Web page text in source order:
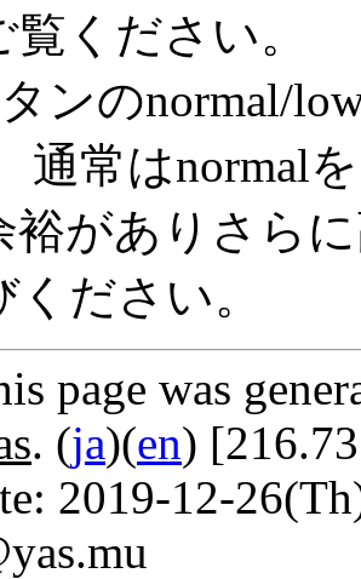
ください。
ンのnormal/
通常はnormal
裕がありさら
ださい。
page was
. (ja)(en)
2019-12-